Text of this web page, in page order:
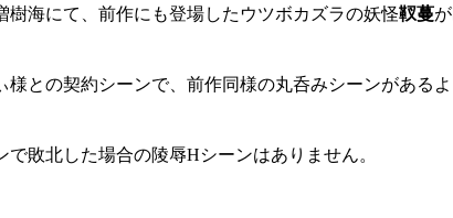
樹海にて、前作にも登場したウツボカズラの妖怪靫蔓
様との契約シーンで、前作同様の丸呑みシーンがあるよ
敗北した場合の陵辱Hシーンはありません。